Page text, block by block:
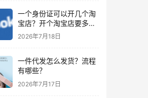
一个身份证可以开几个淘
宝店？开个淘宝店要多少
钱？
2026年7月18日
一件代发怎么发货？流程
有哪些？
2026年7月17日